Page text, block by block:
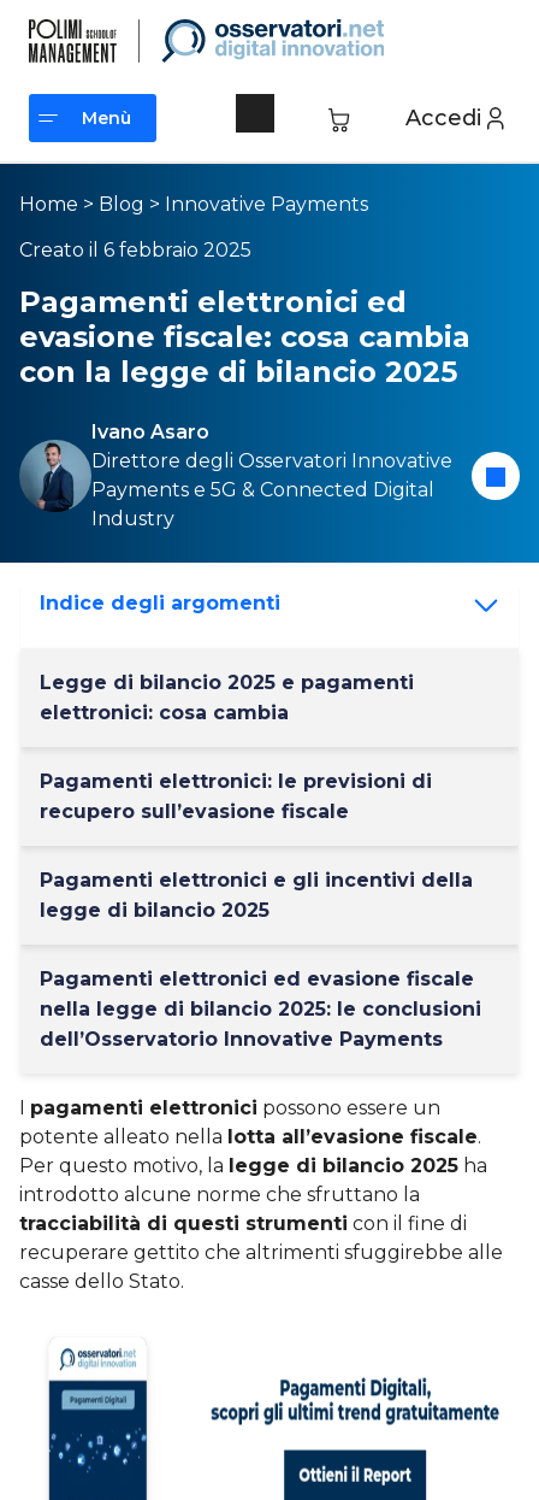
Accedi
Menù
Menù
Home > Blog > Innovative Payments
Creato il 6 febbraio 2025
Pagamenti elettronici ed
evasione fiscale: cosa cambia
con la legge di bilancio 2025
Ivano Asaro
Direttore degli Osservatori Innovative
Payments e 5G & Connected Digital
Industry
Indice degli argomenti
Legge di bilancio 2025 e pagamenti
elettronici: cosa cambia
Pagamenti elettronici: le previsioni di
recupero sull’evasione fiscale
Pagamenti elettronici e gli incentivi della
legge di bilancio 2025
Pagamenti elettronici ed evasione fiscale
nella legge di bilancio 2025: le conclusioni
dell’Osservatorio Innovative Payments
I pagamenti elettronici possono essere un
potente alleato nella lotta all’evasione fiscale.
Per questo motivo, la legge di bilancio 2025 ha
introdotto alcune norme che sfruttano la
tracciabilità di questi strumenti con il fine di
recuperare gettito che altrimenti sfuggirebbe alle
casse dello Stato.